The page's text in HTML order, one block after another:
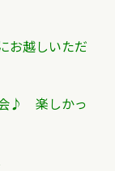
越しいただ
♪ 楽しかっ